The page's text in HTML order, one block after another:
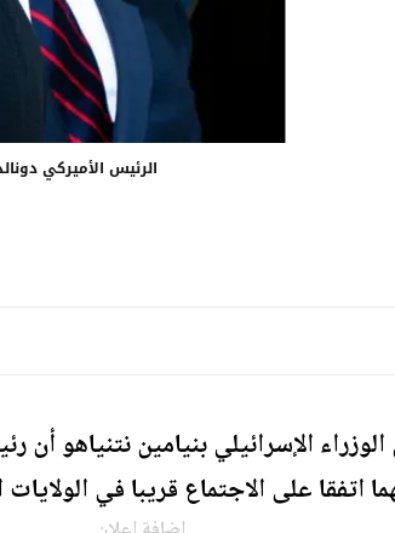
الرئيس الأميركي
الإسرائيلي بنيامين نتنياهو أن
اتفقا على الاجتماع قريبا في